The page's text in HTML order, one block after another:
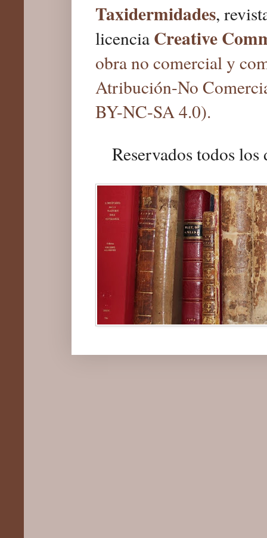
Taxidermidades,
licencia Creative
obra no comercial y
Atribución-No
BY-NC-SA 4.0).
Reservados todos